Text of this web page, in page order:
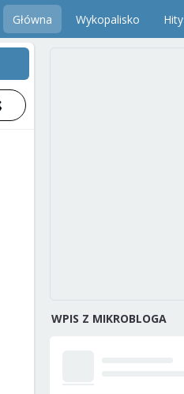
Główna Wykopalisko Hity
WPIS Z MIKROBLOGA